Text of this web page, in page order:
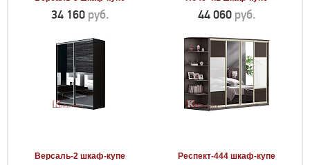
34 160 руб. 44 060 руб.
Версаль-2 шкаф-купе Респект-444 шкаф-купе